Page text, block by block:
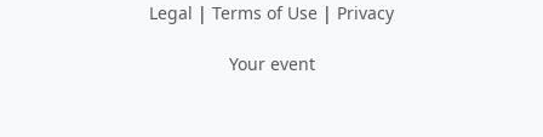
Legal | Terms of Use | Privacy
Your event